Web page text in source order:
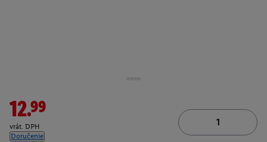
12.99
vrát. DPH
Doručenie